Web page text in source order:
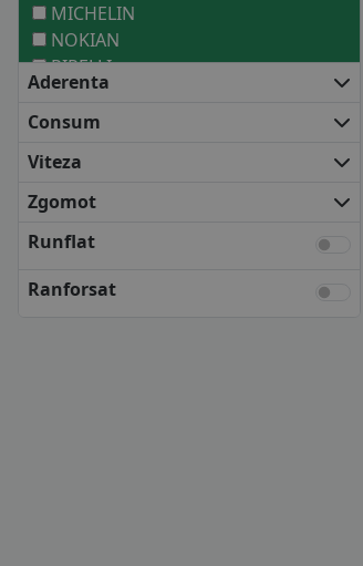
MICHELIN
NOKIAN
PIRELLI
ANVELOPE MEDII
BARUM
COOPER
DEBICA
FULDA
KLEBER
Aderenta
Consum
Viteza
Zgomot
Runflat
Ranforsat